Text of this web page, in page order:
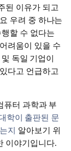
된 이유가 되고
우려 중 하나는
할 수 없다는
려움이 있을 수
독일 기업이
다고 언급하고
퓨터 과학과 부
학이 출판된 문
지
알아보기 위
이야기입니다.